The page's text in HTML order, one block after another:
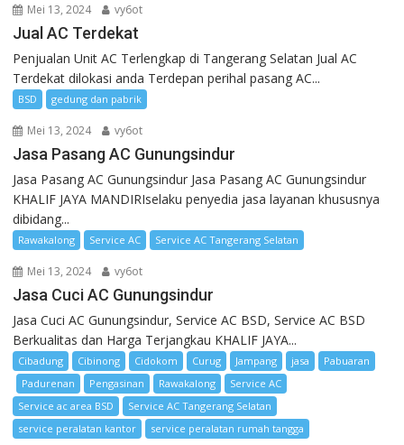
Mei 13, 2024 vy6ot
Jual AC Terdekat
Penjualan Unit AC Terlengkap di Tangerang Selatan Jual AC
Terdekat dilokasi anda Terdepan perihal pasang AC...
BSD gedung dan pabrik
Mei 13, 2024 vy6ot
Jasa Pasang AC Gunungsindur
Jasa Pasang AC Gunungsindur Jasa Pasang AC Gunungsindur
KHALIF JAYA MANDIRIselaku penyedia jasa layanan khususnya
dibidang...
Rawakalong Service AC Service AC Tangerang Selatan
Mei 13, 2024 vy6ot
Jasa Cuci AC Gunungsindur
Jasa Cuci AC Gunungsindur, Service AC BSD, Service AC BSD
Berkualitas dan Harga Terjangkau KHALIF JAYA...
Cibadung Cibinong Cidokom Curug Jampang jasa
Pabuaran
Padurenan
Pengasinan Rawakalong
Service AC
Service ac area BSD
Service AC Tangerang Selatan
service peralatan kantor
service peralatan rumah tangga